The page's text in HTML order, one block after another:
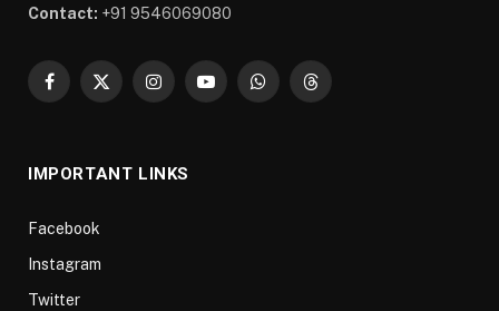
Contact: +91 9546069080
Facebook
X
InstagramYouTubeWhatsAppThreads
IMPORTANT LINKS
Facebook
Instagram
Twitter